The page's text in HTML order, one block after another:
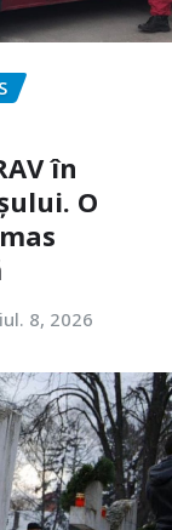
în
O
iul. 8, 2026